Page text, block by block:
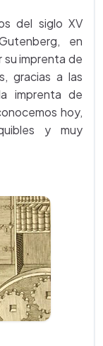
del siglo XV
en
su imprenta de
gracias a las
imprenta de
hoy,
y muy